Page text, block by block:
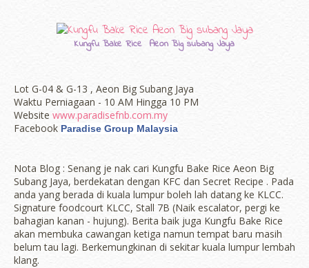
Kungfu Bake Rice Aeon Big subang Jaya
Lot G-04 & G-13 , Aeon Big Subang Jaya
Waktu Perniagaan - 10 AM Hingga 10 PM
Website www.paradisefnb.com.my
Facebook Paradise Group Malaysia
Nota Blog : Senang je nak cari Kungfu Bake Rice Aeon Big
Subang Jaya, berdekatan dengan KFC dan Secret Recipe . Pada
anda yang berada di kuala lumpur boleh lah datang ke KLCC.
Signature foodcourt KLCC, Stall 7B (Naik escalator, pergi ke
bahagian kanan - hujung). Berita baik juga Kungfu Bake Rice
akan membuka cawangan ketiga namun tempat baru masih
belum tau lagi. Berkemungkinan di sekitar kuala lumpur lembah
klang.